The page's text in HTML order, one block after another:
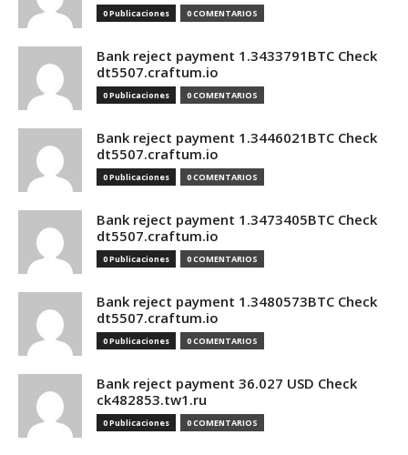
0 Publicaciones 0 COMENTARIOS
Bank reject payment 1.3433791BTC Check
dt5507.craftum.io
0 Publicaciones 0 COMENTARIOS
Bank reject payment 1.3446021BTC Check
dt5507.craftum.io
0 Publicaciones 0 COMENTARIOS
Bank reject payment 1.3473405BTC Check
dt5507.craftum.io
0 Publicaciones 0 COMENTARIOS
Bank reject payment 1.3480573BTC Check
dt5507.craftum.io
0 Publicaciones 0 COMENTARIOS
Bank reject payment 36.027 USD Check
ck482853.tw1.ru
0 Publicaciones 0 COMENTARIOS